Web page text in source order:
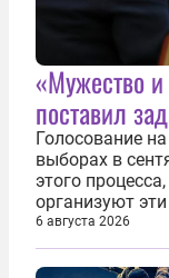
«Мужество и
поставил
Голосование
выборах в
этого
организуют
власти», —
на
6 августа 2026